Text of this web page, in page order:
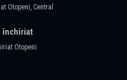
Otopeni, Central
închiriat
Otopeni